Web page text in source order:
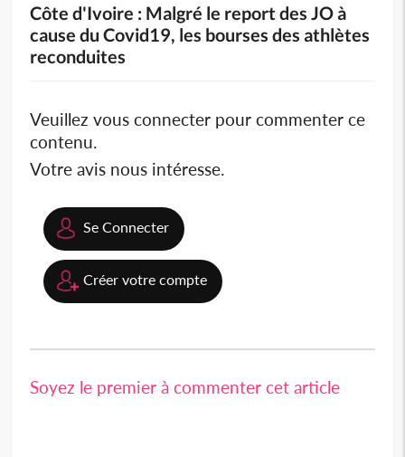
Côte d'Ivoire : Malgré le report des JO à
cause du Covid19, les bourses des athlètes
reconduites
Veuillez vous connecter pour commenter ce
contenu.
Votre avis nous intéresse.
Se Connecter
Créer votre compte
Soyez le premier à commenter cet article